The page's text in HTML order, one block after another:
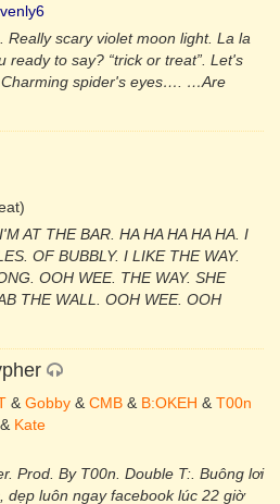
Really scary violet moon light. La la
ready to say? “trick or treat”. Let's
spider's eyes…. …Are
AT THE BAR. HA HA HA HA HA. I
OF BUBBLY. I LIKE THE WAY.
OOH WEE. THE WAY. SHE
THE WALL. OOH WEE. OOH
& Gobby & CMB & B:OKEH & T00n
& Kate
Prod. By T00n. Double T:. Buông lơi
dẹp luôn ngay facebook lúc 22 giờ